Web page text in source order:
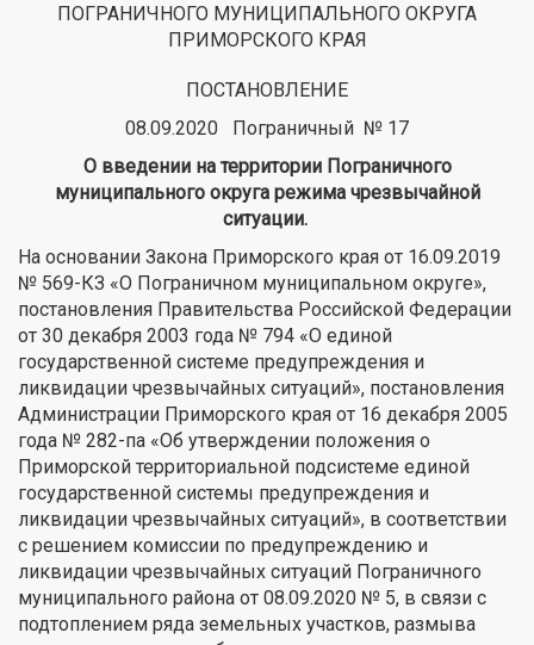
ПОГРАНИЧНОГО МУНИЦИПАЛЬНОГО ОКРУГА
ПРИМОРСКОГО КРАЯ
ПОСТАНОВЛЕНИЕ
08.09.2020 Пограничный № 17
О введении на территории Пограничного
муниципального округа режима чрезвычайной
ситуации.
На основании Закона Приморского края от 16.09.2019
№ 569-КЗ «О Пограничном муниципальном округе»,
постановления Правительства Российской Федерации
от 30 декабря 2003 года № 794 «О единой
государственной системе предупреждения и
ликвидации чрезвычайных ситуаций», постановления
Администрации Приморского края от 16 декабря 2005
года № 282-па «Об утверждении положения о
Приморской территориальной подсистеме единой
государственной системы предупреждения и
ликвидации чрезвычайных ситуаций», в соответствии
с решением комиссии по предупреждению и
ликвидации чрезвычайных ситуаций Пограничного
муниципального района от 08.09.2020 № 5, в связи с
подтоплением ряда земельных участков, размыва